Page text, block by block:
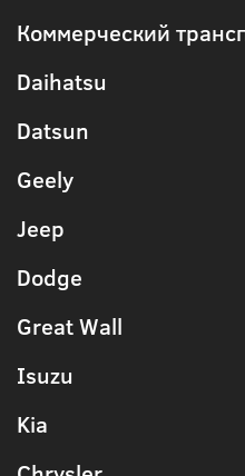
Коммерческий
Daihatsu
Datsun
Geely
Jeep
Dodge
Great Wall
Isuzu
Kia